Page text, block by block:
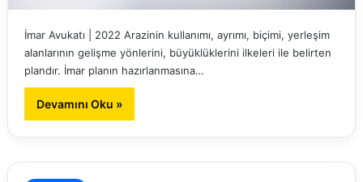
İmar Avukatı | 2022 Arazinin kullanımı, ayrımı, biçimi, yerleşim
alanlarının gelişme yönlerini, büyüklüklerini ilkeleri ile belirten
plandır. İmar planın hazırlanmasına…
Devamını Oku »